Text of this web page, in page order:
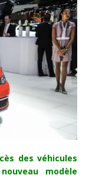
des véhicules
modèle